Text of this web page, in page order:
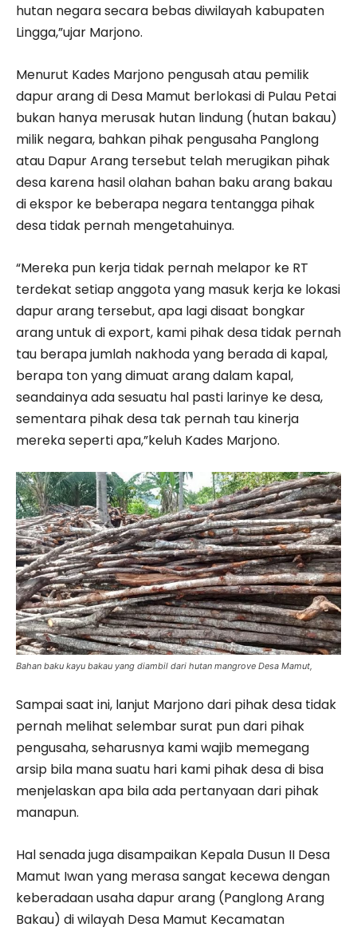
hutan negara secara bebas diwilayah kabupaten
Lingga,”ujar Marjono.
Menurut Kades Marjono pengusah atau pemilik
dapur arang di Desa Mamut berlokasi di Pulau Petai
bukan hanya merusak hutan lindung (hutan bakau)
milik negara, bahkan pihak pengusaha Panglong
atau Dapur Arang tersebut telah merugikan pihak
desa karena hasil olahan bahan baku arang bakau
di ekspor ke beberapa negara tentangga pihak
desa tidak pernah mengetahuinya.
“Mereka pun kerja tidak pernah melapor ke RT
terdekat setiap anggota yang masuk kerja ke lokasi
dapur arang tersebut, apa lagi disaat bongkar
arang untuk di export, kami pihak desa tidak pernah
tau berapa jumlah nakhoda yang berada di kapal,
berapa ton yang dimuat arang dalam kapal,
seandainya ada sesuatu hal pasti larinye ke desa,
sementara pihak desa tak pernah tau kinerja
mereka seperti apa,”keluh Kades Marjono.
Bahan baku kayu bakau yang diambil dari hutan mangrove Desa Mamut,
Sampai saat ini, lanjut Marjono dari pihak desa tidak
pernah melihat selembar surat pun dari pihak
pengusaha, seharusnya kami wajib memegang
arsip bila mana suatu hari kami pihak desa di bisa
menjelaskan apa bila ada pertanyaan dari pihak
manapun.
Hal senada juga disampaikan Kepala Dusun II Desa
Mamut Iwan yang merasa sangat kecewa dengan
keberadaan usaha dapur arang (Panglong Arang
Bakau) di wilayah Desa Mamut Kecamatan